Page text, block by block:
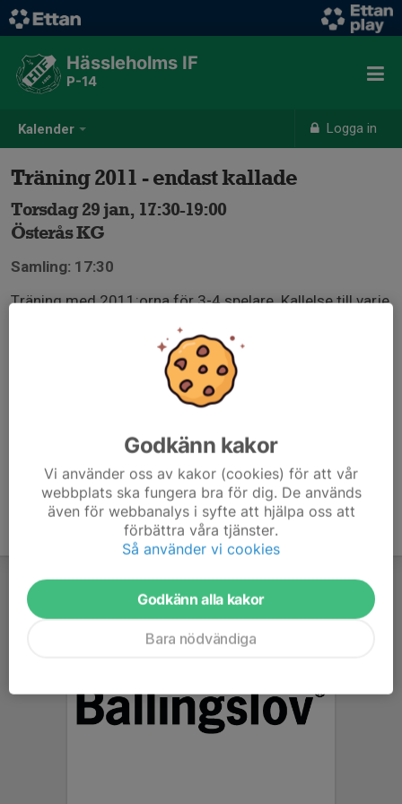
Kalender Logga in
Hässleholms IF
P-14
Träning 2011 - endast kallade
Torsdag 29 jan, 17:30-19:00
Österås KG
Samling: 17:30
Träning med 2011:orna för 3-4 spelare. Kallelse till varje
Godkänn kakor
Vi använder oss av kakor (cookies) för att vår
webbplats ska fungera bra för dig. De används
även för webbanalys i syfte att hjälpa oss att
förbättra våra tjänster.
Så använder vi cookies
Godkänn alla kakor
Bara nödvändiga